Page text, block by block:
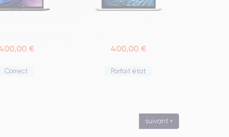
€
Correct
400,00 €
Parfait état
suivant »